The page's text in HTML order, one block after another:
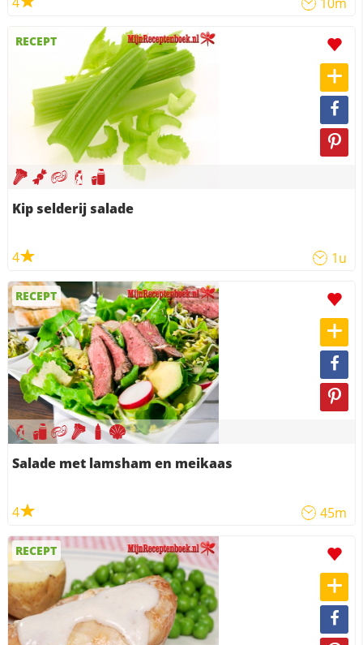
10m
RECEPT
Kip selderij salade
4 1u
RECEPT
Salade met lamsham en meikaas
4 45m
RECEPT